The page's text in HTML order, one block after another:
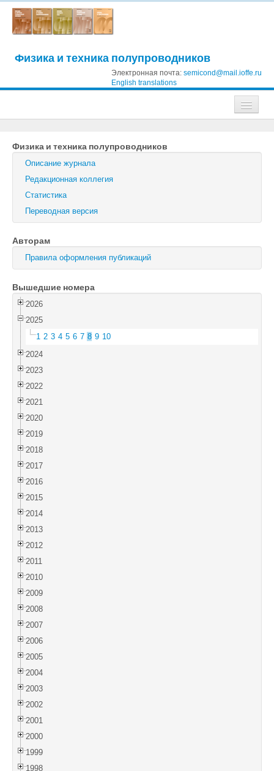
Физика и техника полупроводников
Электронная почта: semicond@mail.ioffe.ru
English translations
Журнал технической физики
Письма в Журнал технической физики
Физика твердого тела
Физика и техника полупроводников
Оптика и спектроскопия
Поиск
Войти
Физика и техника полупроводников
Описание журнала
Редакционная коллегия
Статистика
Переводная версия
Авторам
Правила оформления публикаций
Вышедшие номера
2026
2025
1 2 3 4 5 6 7 8 9 10
2024
2023
2022
2021
2020
2019
2018
2017
2016
2015
2014
2013
2012
2011
2010
2009
2008
2007
2006
2005
2004
2003
2002
2001
2000
1999
1998